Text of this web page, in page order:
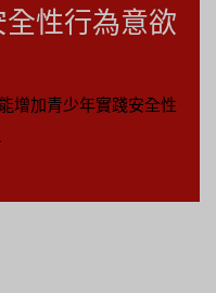
性行為意欲
增加青少年實踐安全性